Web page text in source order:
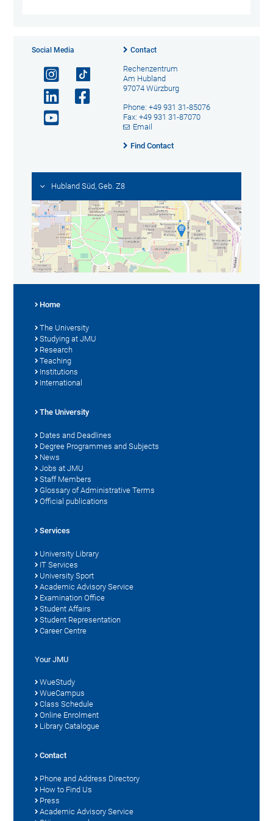
Social Media Contact
Rechenzentrum
Am Hubland
97074 Würzburg
Phone: +49 931 31-85076
Fax: +49 931 31-87070
Email
Find Contact
Hubland Süd, Geb. Z8
Home
The University
Studying at JMU
Research
Teaching
Institutions
International
The University
Dates and Deadlines
Degree Programmes and Subjects
News
Jobs at JMU
Staff Members
Glossary of Administrative Terms
Official publications
Services
University Library
IT Services
University Sport
Academic Advisory Service
Examination Office
Student Affairs
Student Representation
Career Centre
Your JMU
WueStudy
WueCampus
Class Schedule
Online Enrolment
Library Catalogue
Contact
Phone and Address Directory
How to Find Us
Press
Academic Advisory Service